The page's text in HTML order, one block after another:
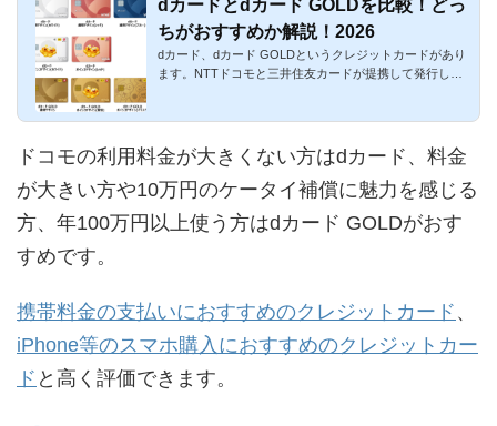
dカードとdカード GOLDを比較！どっ
ちがおすすめか解説！2026
dカード、dカード GOLDというクレジットカードがあり
ます。NTTドコモと三井住友カードが提携して発行して
ドコモの利用料金が大きくない方はdカード、料金
が大きい方や10万円のケータイ補償に魅力を感じる
方、年100万円以上使う方はdカード GOLDがおす
すめです。
携帯料金の支払いにおすすめのクレジットカード 、
iPhone等のスマホ購入におすすめのクレジットカー
ド と高く評価できます。